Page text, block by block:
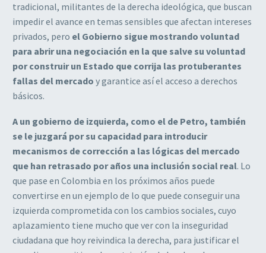
tradicional, militantes de la derecha ideológica, que buscan
impedir el avance en temas sensibles que afectan intereses
privados, pero el Gobierno sigue mostrando voluntad
para abrir una negociación en la que salve su voluntad
por construir un Estado que corrija las protuberantes
fallas del mercado y garantice así el acceso a derechos
básicos.
A un gobierno de izquierda, como el de Petro, también
se le juzgará por su capacidad para introducir
mecanismos de corrección a las lógicas del mercado
que han retrasado por años una inclusión social real. Lo
que pase en Colombia en los próximos años puede
convertirse en un ejemplo de lo que puede conseguir una
izquierda comprometida con los cambios sociales, cuyo
aplazamiento tiene mucho que ver con la inseguridad
ciudadana que hoy reivindica la derecha, para justificar el